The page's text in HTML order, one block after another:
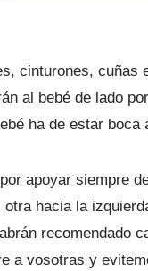
cinturones, cuñas
al bebé de lado
ha de estar boca
apoyar siempre
hacia la
recomendado
a vosotras y